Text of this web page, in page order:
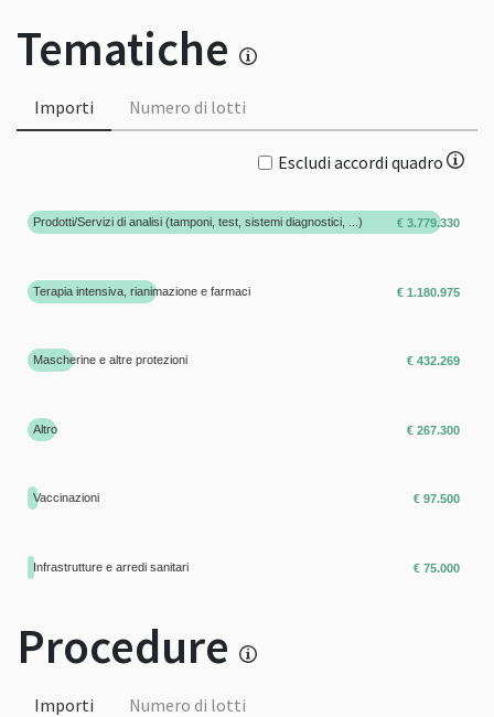
Tematiche
Importi Numero di lotti
Escludi accordi quadro
Prodotti/Servizi di analisi (tamponi, test, sistemi diagnostici, ...)
Terapia intensiva, rianimazione e farmaci
Mascherine e altre protezioni
Altro
Vaccinazioni
Infrastrutture e arredi sanitari
€ 432.269
€ 1.180.975
€ 75.000
€ 3.779.330
€ 267.300
€ 97.500
Procedure
Importi Numero di lotti